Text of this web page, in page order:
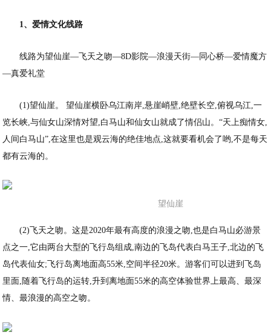
1、爱情文化线路
线路为望仙崖—飞天之吻—8D影院—浪漫天街—同心桥—爱情魔方
—真爱礼堂
(1)望仙崖。 望仙崖横卧乌江南岸,悬崖峭壁,绝壁长空,俯视乌江,一
览长峡,与仙女山深情对望,白马山和仙女山就成了情侣山。“天上痴情女,
人间白马山”,在这里也是观云海的绝佳地点,这就要看机会了哟,不是每天
都有云海的。
望仙崖
(2)飞天之吻。这是2020年最有高度的浪漫之吻,也是白马山必游景
点之一,它由两台大型的飞行岛组成,南边的飞岛代表白马王子,北边的飞
岛代表仙女;飞行岛离地面高55米,空间半径20米。游客们可以进到飞岛
里面,随着飞行岛的运转,升到离地面55米的高空体验世界上最高、最深
情、最浪漫的高空之吻。